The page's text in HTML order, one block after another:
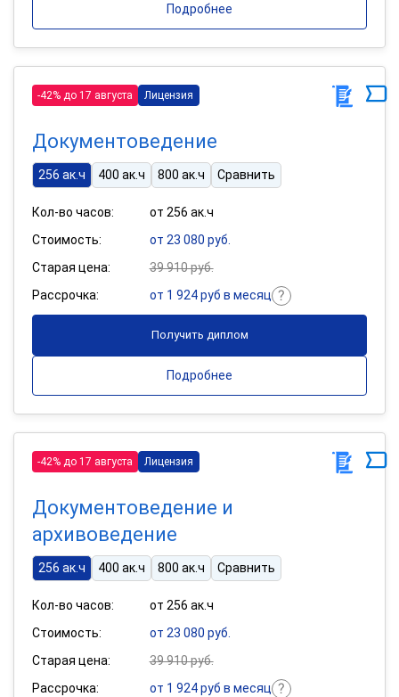
Подробнее
-42% до 17 августа Лицензия
Документоведение
256 ак.ч 400 ак.ч 800 ак.ч Сравнить
Кол-во часов:
от 256 ак.ч
Стоимость:
от 23 080 руб.
Старая цена:
39 910 руб.
Рассрочка:
от 1 924 руб в месяц
Получить диплом
Подробнее
-42% до 17 августа Лицензия
Документоведение и
архивоведение
256 ак.ч 400 ак.ч 800 ак.ч Сравнить
Кол-во часов:
от 256 ак.ч
Стоимость:
от 23 080 руб.
Старая цена:
39 910 руб.
Рассрочка:
от 1 924 руб в месяц